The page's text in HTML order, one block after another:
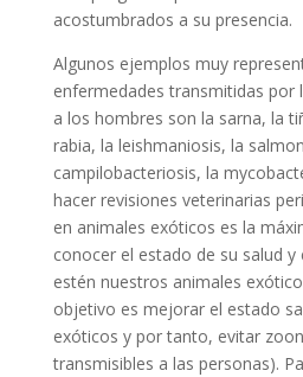
acostumbrados a su presencia.
Algunos ejemplos muy
enfermedades transmitidas por
a los hombres son la sarna, la
rabia, la leishmaniosis, la
campilobacteriosis, la
hacer revisiones veterinarias
en animales exóticos es la
conocer el estado de su salud
estén nuestros animales
objetivo es mejorar el estado
exóticos y por tanto, evitar
transmisibles a las personas).